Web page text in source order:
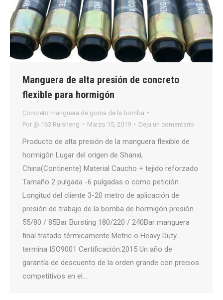
Manguera de alta presión de concreto
flexible para hormigón
Concreto manguera de goma de la bomba
Por @ 163 Ruisheng Marzo 15, 2019 Deja un comentario
Producto de alta presión de la manguera flexible de
hormigón Lugar del origen de Shanxi,
China(Continente) Material Caucho + tejido reforzado
Tamaño 2 pulgada -6 pulgadas o como petición
Longitud del cliente 3-20 metro de aplicación de
presión de trabajo de la bomba de hormigón presión
55/80 / 85Bar Bursting 180/220 / 240Bar manguera
final tratado térmicamente Metric o Heavy Duty
termina ISO9001 Certificación:2015 Un año de
garantía de descuento de la orden grande con precios
competitivos en el…